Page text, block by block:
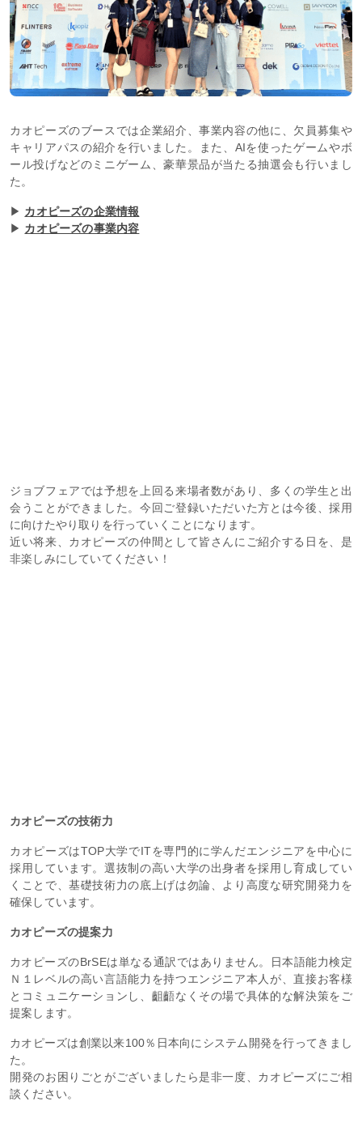
カオピーズのブースでは企業紹介、事業内容の他に、欠員募集や
キャリアパスの紹介を行いました。また、AIを使ったゲームやボ
ール投げなどのミニゲーム、豪華景品が当たる抽選会も行いまし
た。
▶ カオピーズの企業情報
▶ カオピーズの事業内容
ジョブフェアでは予想を上回る来場者数があり、多くの学生と出
会うことができました。今回ご登録いただいた方とは今後、採用
に向けたやり取りを行っていくことになります。
近い将来、カオピーズの仲間として皆さんにご紹介する日を、是
非楽しみにしていてください！
カオピーズの技術力
カオピーズはTOP大学でITを専門的に学んだエンジニアを中心に
採用しています。選抜制の高い大学の出身者を採用し育成してい
くことで、基礎技術力の底上げは勿論、より高度な研究開発力を
確保しています。
カオピーズの提案力
カオピーズのBrSEは単なる通訳ではありません。日本語能力検定
Ｎ１レベルの高い言語能力を持つエンジニア本人が、直接お客様
とコミュニケーションし、齟齬なくその場で具体的な解決策をご
提案します。
カオピーズは創業以来100％日本向にシステム開発を行ってきまし
た。
開発のお困りごとがございましたら是非一度、カオピーズにご相
談ください。